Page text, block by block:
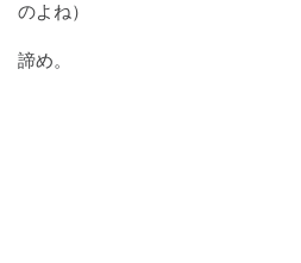
のよね）
諦め。